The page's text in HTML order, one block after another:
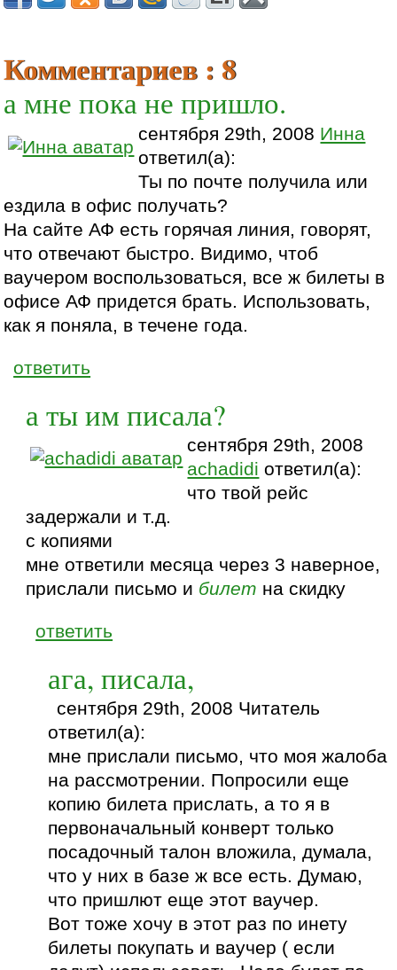
Комментариев : 8
а мне пока не пришло.
сентября 29th, 2008 Инна
ответил(а):
Ты по почте получила или
ездила в офис получать?
На сайте АФ есть горячая линия, говорят,
что отвечают быстро. Видимо, чтоб
ваучером воспользоваться, все ж билеты в
офисе АФ придется брать. Использовать,
как я поняла, в течене года.
ответить
а ты им писала?
сентября 29th, 2008
achadidi ответил(а):
что твой рейс
задержали и т.д.
с копиями
мне ответили месяца через 3 наверное,
прислали письмо и билет на скидку
ответить
ага, писала,
сентября 29th, 2008 Читатель
ответил(а):
мне прислали письмо, что моя жалоба
на рассмотрении. Попросили еще
копию билета прислать, а то я в
первоначальный конверт только
посадочный талон вложила, думала,
что у них в базе ж все есть. Думаю,
что пришлют еще этот ваучер.
Вот тоже хочу в этот раз по инету
билеты покупать и ваучер ( если